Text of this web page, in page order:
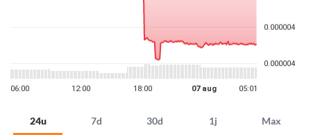
24u 7d 30d 1j Max